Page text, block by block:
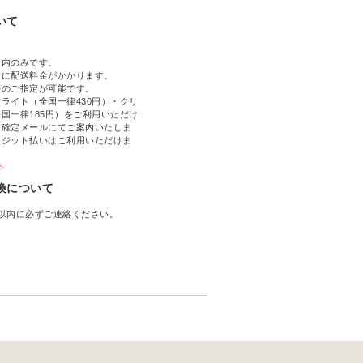
て
のみです。
配送料金がかかります。
ご指定が可能です。
イト（全国一律430円）・クリ
一律185円）をご利用いただけ
定メールにてご案内いたしま
ット払いはご利用いただけま
について
内に必ずご連絡ください。